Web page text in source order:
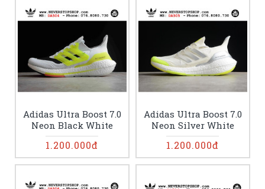
Adidas Ultra Boost 7.0
Neon Black White
1.200.000đ
Adidas Ultra Boost 7.0
Neon Silver White
1.200.000đ